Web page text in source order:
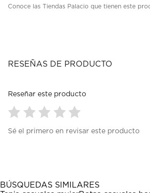
Conoce las Tiendas Palacio que tienen este
RESEÑAS DE PRODUCTO
Reseñar este producto
para
1
estrella
para
estrellas.
para
estrellas.
para
estrellas.
para
estrellas.
Sé el primero en revisar este producto
BÚSQUEDAS SIMILARES